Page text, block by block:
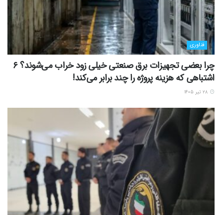
فناوری
چرا بعضی تجهیزات برق صنعتی خیلی زود خراب می‌شوند؟ ۶
اشتباهی که هزینه پروژه را چند برابر می‌کند!